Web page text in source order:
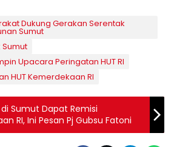
Dukung Gerakan Serentak
Sumut
Upacara Peringatan HUT RI
HUT Kemerdekaan RI
di Sumut Dapat Remisi
RI, Ini Pesan Pj Gubsu Fatoni